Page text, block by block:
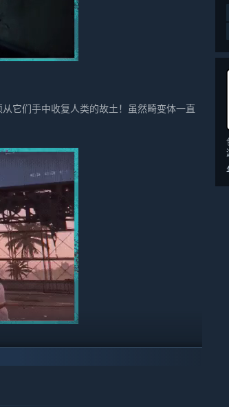
它们手中收复人类的故土！虽然畸变体一直